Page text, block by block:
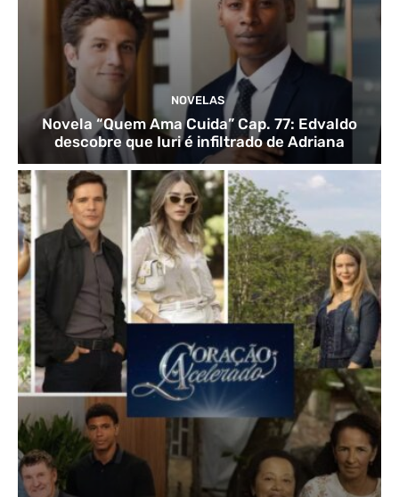
NOVELAS
Novela “Quem Ama Cuida” Cap. 77: Edvaldo
descobre que Iuri é infiltrado de Adriana